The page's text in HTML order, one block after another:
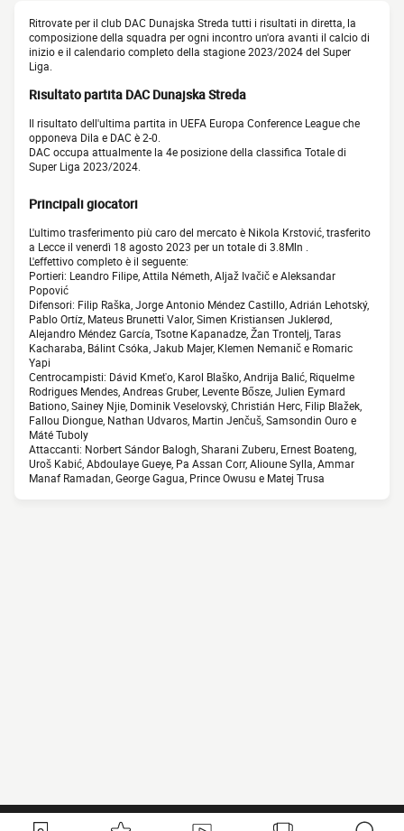
Ritrovate per il club DAC Dunajska Streda tutti i risultati in diretta, la
composizione della squadra per ogni incontro un'ora avanti il calcio di
inizio e il calendario completo della stagione 2023/2024 del Super
Liga.
Risultato partita DAC Dunajska Streda
Il risultato dell'ultima partita in UEFA Europa Conference League che
opponeva Dila e DAC è 2-0.
DAC occupa attualmente la 4e posizione della classifica Totale di
Super Liga 2023/2024.
Principali giocatori
L'ultimo trasferimento più caro del mercato è Nikola Krstović, trasferito
a Lecce il venerdì 18 agosto 2023 per un totale di 3.8Mln .
L'effettivo completo è il seguente:
Portieri: Leandro Filipe, Attila Németh, Aljaž Ivačič e Aleksandar
Popović
Difensori: Filip Raška, Jorge Antonio Méndez Castillo, Adrián Lehotský,
Pablo Ortíz, Mateus Brunetti Valor, Simen Kristiansen Juklerød,
Alejandro Méndez García, Tsotne Kapanadze, Žan Trontelj, Taras
Kacharaba, Bálint Csóka, Jakub Majer, Klemen Nemanič e Romaric
Yapi
Centrocampisti: Dávid Kmeťo, Karol Blaško, Andrija Balić, Riquelme
Rodrigues Mendes, Andreas Gruber, Levente Bősze, Julien Eymard
Bationo, Sainey Njie, Dominik Veselovský, Christián Herc, Filip Blažek,
Fallou Diongue, Nathan Udvaros, Martin Jenčuš, Samsondin Ouro e
Máté Tuboly
Attaccanti: Norbert Sándor Balogh, Sharani Zuberu, Ernest Boateng,
Uroš Kabić, Abdoulaye Gueye, Pa Assan Corr, Alioune Sylla, Ammar
Manaf Ramadan, George Gagua, Prince Owusu e Matej Trusa